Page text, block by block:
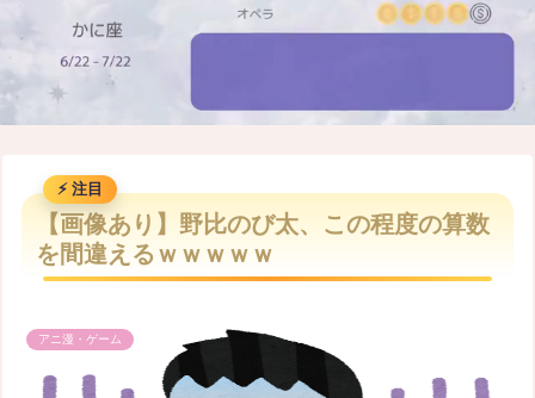
M
u
t
【画像あり】野比のび太、この程度の算数
を間違えるｗｗｗｗｗ
アニ漫・ゲーム